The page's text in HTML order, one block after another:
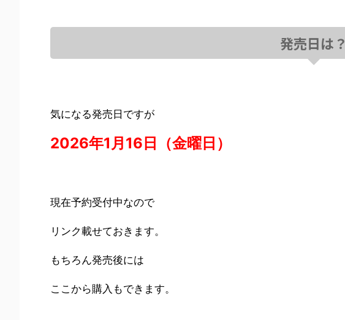
発売日は？
気になる発売日ですが
2026年1月16日（金曜日）
現在予約受付中なので
リンク載せておきます。
もちろん発売後には
ここから購入もできます。